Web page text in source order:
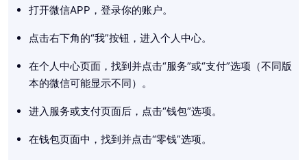
打开微信APP，登录你的账户。
点击右下角的“我”按钮，进入个人中心。
在个人中心页面，找到并点击“服务”或“支付”选项（不同版
本的微信可能显示不同）。
进入服务或支付页面后，点击“钱包”选项。
在钱包页面中，找到并点击“零钱”选项。